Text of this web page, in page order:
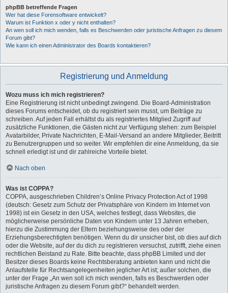
phpBB betreffende Fragen
Wer hat diese Forensoftware entwickelt?
Warum ist Funktion x oder y nicht enthalten?
An wen soll ich mich wenden, falls es Beschwerden oder juristische Anfragen zu diesem
Forum gibt?
Wie kann ich einen Administrator des Boards kontaktieren?
Registrierung und Anmeldung
Wozu muss ich mich registrieren?
Eine Registrierung ist nicht unbedingt zwingend. Die Board-Administration
dieses Forums entscheidet, ob du registriert sein musst, um Beiträge zu
schreiben. Auf jeden Fall erhältst du als registriertes Mitglied Zugriff auf
zusätzliche Funktionen, die Gästen nicht zur Verfügung stehen: zum Beispiel
Avatarbilder, Private Nachrichten, E-Mail-Versand an andere Mitglieder, Beitritt
zu Benutzergruppen und so weiter. Wir empfehlen dir eine Anmeldung, da sie
schnell erledigt ist und dir zahlreiche Vorteile bietet.
Nach oben
Was ist COPPA?
COPPA, ausgeschrieben Children’s Online Privacy Protection Act of 1998
(deutsch: Gesetz zum Schutz der Privatsphäre von Kindern im Internet von
1998) ist ein Gesetz in den USA, welches festlegt, dass Websites, die
möglicherweise persönliche Daten von Kindern unter 13 Jahren erheben,
hierzu die Zustimmung der Eltern beziehungsweise des oder der
Erziehungsberechtigten benötigen. Wenn du dir unsicher bist, ob dies auf dich
oder die Website, auf der du dich zu registrieren versuchst, zutrifft, ziehe einen
rechtlichen Beistand zu Rate. Bitte beachte, dass phpBB Limited und der
Besitzer dieses Boards keine Rechtsberatung anbieten kann und nicht die
Anlaufstelle für Rechtsangelegenheiten jeglicher Art ist; außer solchen, die
unter der Frage „An wen soll ich mich wenden, falls es Beschwerden oder
juristische Anfragen zu diesem Forum gibt?“ behandelt werden.